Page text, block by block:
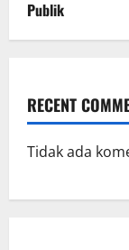
Publik
RECENT
Tidak ada